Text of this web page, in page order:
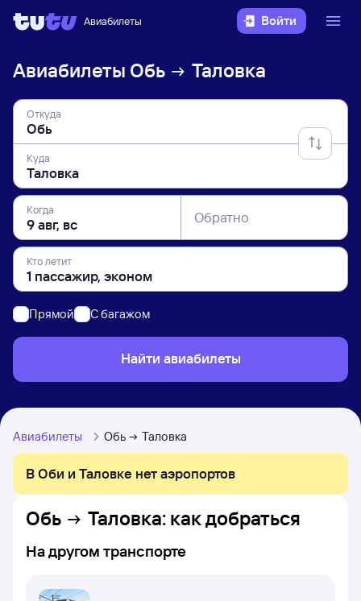
Авиабилеты Войти
Авиабилеты Обь Таловка
Откуда
Куда
Когда Обратно
Кто летит
Прямой C багажом
Найти авиабилеты
Авиабилеты Обь Таловка
В Оби и Таловке нет аэропортов
Обь Таловка: как добраться
На другом транспорте